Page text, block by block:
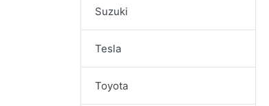
Suzuki
Tesla
Toyota